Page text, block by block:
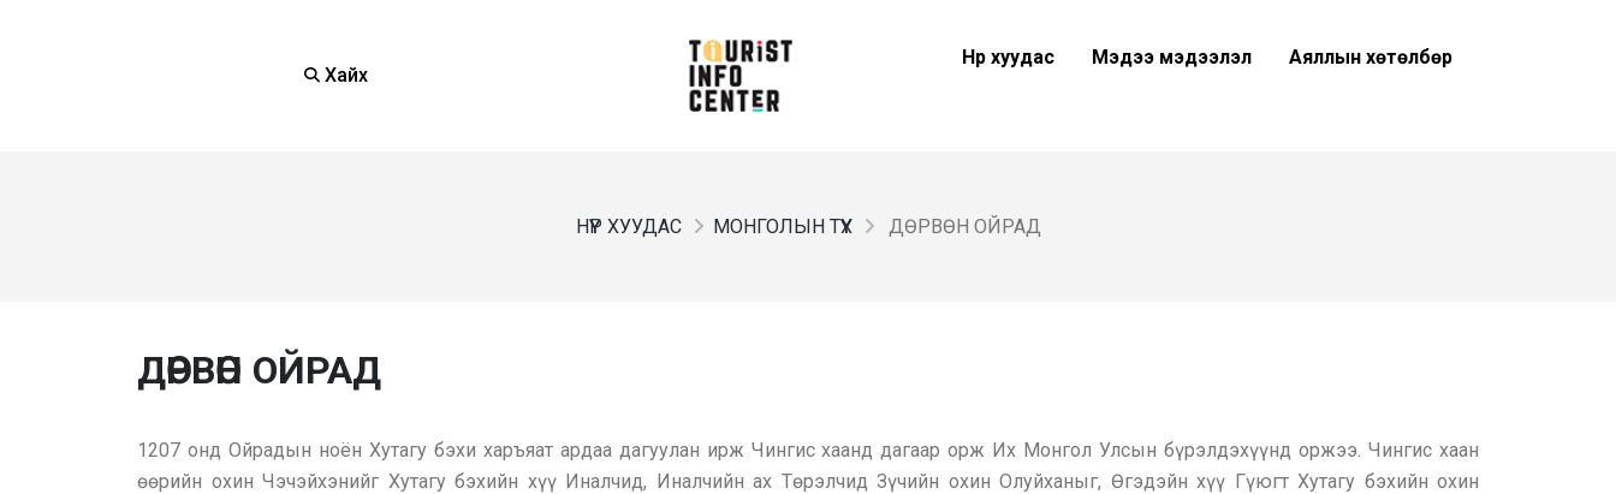
Хайх
Нүүр хуудас Мэдээ мэдээлэл Аяллын хөтөлбөр
НҮҮР ХУУДАС МОНГОЛЫН ТҮҮХ ДӨРВӨН ОЙРАД
ДӨРВӨН ОЙРАД
1207 онд Ойрадын ноён Хутагу бэхи харъяат ардаа дагуулан ирж Чингис хаанд дагаар орж Их Монгол Улсын бүрэлдэхүүнд оржээ. Чингис хаан
өөрийн охин Чэчэйхэнийг Хутагу бэхийн хүү Иналчид, Иналчийн ах Төрэлчид Зүчийн охин Олуйханыг, Өгэдэйн хүү Гүюгт Хутагу бэхийн охин